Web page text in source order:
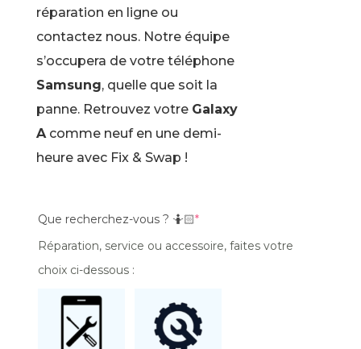
réparation en ligne ou
contactez nous. Notre équipe
s’occupera de votre téléphone
Samsung, quelle que soit la
panne. Retrouvez votre Galaxy
Acomme neuf en une demi-
heure avec Fix & Swap !
Que recherchez-vous ? 🤷🏻*
Réparation, service ou accessoire, faites votre
choix ci-dessous :